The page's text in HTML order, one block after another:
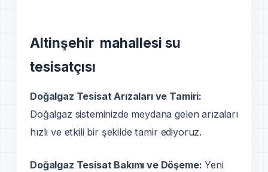
Altinşehir mahallesi su
tesisatçısı
Doğalgaz Tesisat Arızaları ve Tamiri:
Doğalgaz sisteminizde meydana gelen arızaları
hızlı ve etkili bir şekilde tamir ediyoruz.
Doğalgaz Tesisat Bakımı ve Döşeme: Yeni